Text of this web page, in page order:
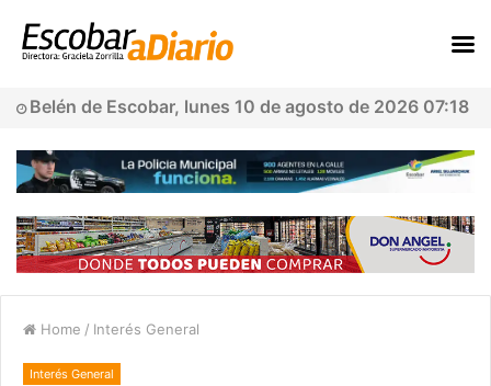
Belén de Escobar, lunes 10 de agosto de 2026 07:18
Home / Interés General
Interés General